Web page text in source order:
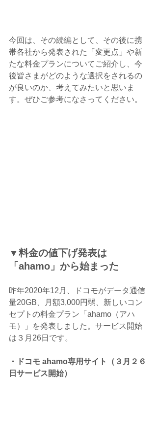
今回は、その続編として、その後に携
帯各社から発表された「変更点」や新
たな料金プランについてご紹介し、今
後皆さまがどのような選択をされるの
が良いのか、考えてみたいと思いま
す。ぜひご参考になさってください。
▼料金の値下げ発表は
「ahamo」から始まった
昨年2020年12月、ドコモがデータ通信
量20GB、月額3,000円弱、新しいコン
セプトの料金プラン「ahamo（アハ
モ）」を発表しました。サービス開始
は３月26日です。
・ドコモ ahamo専用サイト（３月２６
日サービス開始）